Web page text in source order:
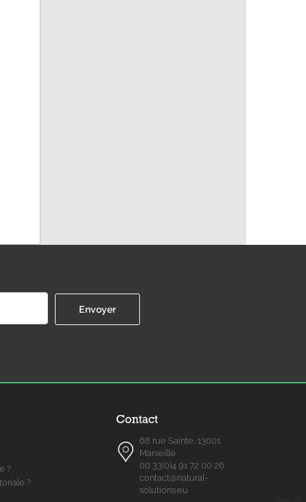
?
?
Contact
68 rue Sainte, 13001
Marseille
00 33(0)4 91 72 00 26
contact@natural-
solutions.eu